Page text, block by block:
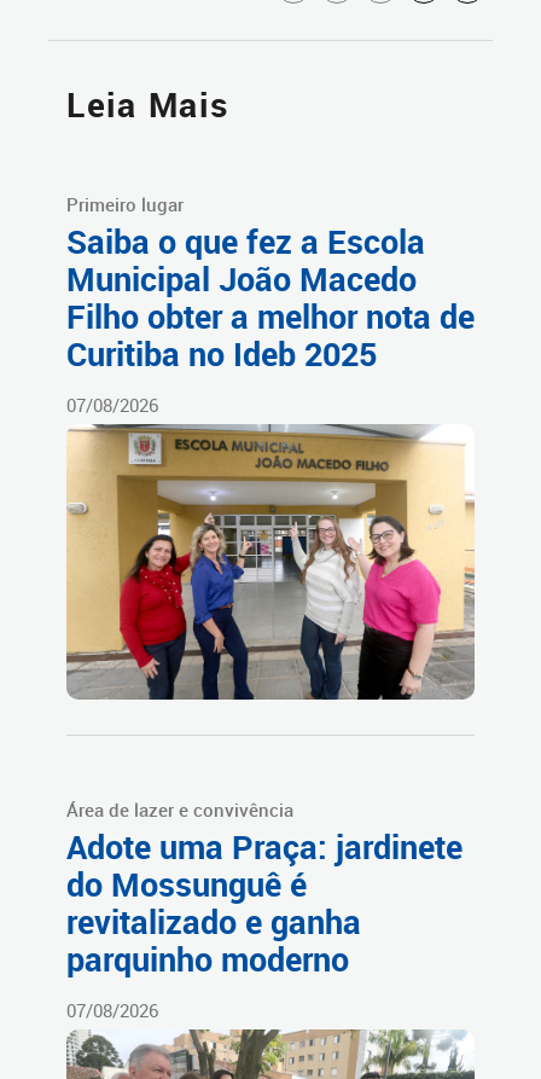
Leia Mais
Primeiro lugar
Saiba o que fez a Escola
Municipal João Macedo
Filho obter a melhor nota de
Curitiba no Ideb 2025
07/08/2026
Área de lazer e convivência
Adote uma Praça: jardinete
do Mossunguê é
revitalizado e ganha
parquinho moderno
07/08/2026